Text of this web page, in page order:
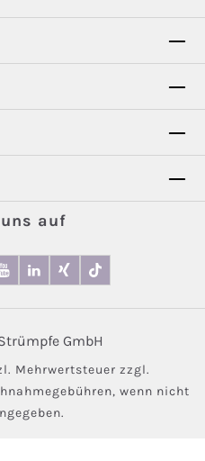
auf
GmbH
Mehrwertsteuer zzgl.
wenn nicht